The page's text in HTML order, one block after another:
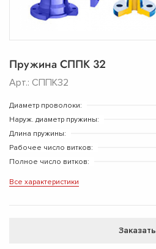
Пружина СППК 32
Арт.: СППК32
Диаметр проволоки:
Наруж. диаметр пружины:
Длина пружины:
Рабочее число витков:
Полное число витков:
Все характеристики
Заказать